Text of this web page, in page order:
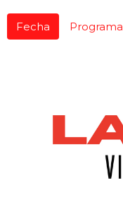
Fecha Programa